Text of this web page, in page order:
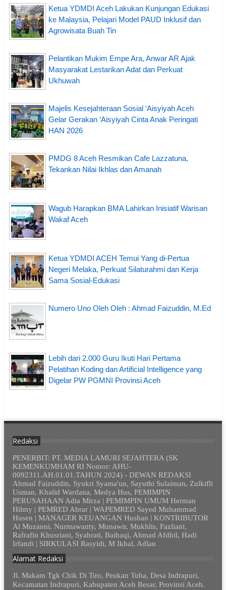
Ketua YDMDI Aceh Lakukan Kunjungan Edukasi
ke Malaysia, Pelajari Model PAUD Inklusif dan
Agrowisata Buah Tin
Pelantikan Mukim Empe Ara, Anwar AR Ajak
Masyarakat Lestarikan Adat dan Perkuat
Ukhuwah
Majelis Kesejahteraan Sosial ‘Aisyiyah Aceh
Gelar Gerakan ‘Aisyiyah Cinta Anak Peringati
HAN 2026
PMDG 8 Aceh Resmikan Cafe Lazzatuna,
Tekankan Nilai Ikhlas dan Amanah
Wagub Harapkan BMA Lahirkan Inisiatif Warisan
Wakaf Aceh
Ketua YDMDI ACEH Temui Yang di-Pertua
Negeri Melaka, Perkuat Silaturahmi dan Kerja
Sama Sosial-Edukasi
Numero Uno Oleh Oleh : Ahmad Faizuddin, M.Ed
Lebih dari 2.000 Guru Ikuti Hari Pertama
Pelatihan Koding dan Artificial Intelligence yang
Digelar PW PGMNI Provinsi Aceh
Redaksi
PENERBIT: PT. MEDIA LAMURI SEJAHTERA (SK
KEMENKUMHAM RI Nomor: AHU-
0092311.AH.01.01.TAHUN 2024) - DEWAN REDAKSI
Ahmad Faizuddin, Syukri Syama'un, Sayuthi Sulaiman, Zulkifli
Usman, Khalid Wardana, Medya Hus, PEMIMPIN
PERUSAHAAN Adia Mirza | PEMIMPIN UMUM Herman
Hilmy | PEMRED Abrar | WAPEMRED Sayed Muhammad
Husen | MANAGER KEUANGAN Husban | KONTRIBUTOR
Al Muzanni, Nurmawanty, Munawir, Mukhlis, Fazliani,
Rafrafin Khusriani, Syahrati, Baihaqi, Ahmad Afdhil, Hadi
Irfandi | SIRKULASI Rasyidi, M Ikbal, Adlan
Alamat Redaksi
Jl. Makam Tgk Chik Di Tiro, Peukan Tuha, Desa Indrapuri,
Kecamatan Indrapuri, Kabupaten Aceh Besar, Provinsi Aceh.